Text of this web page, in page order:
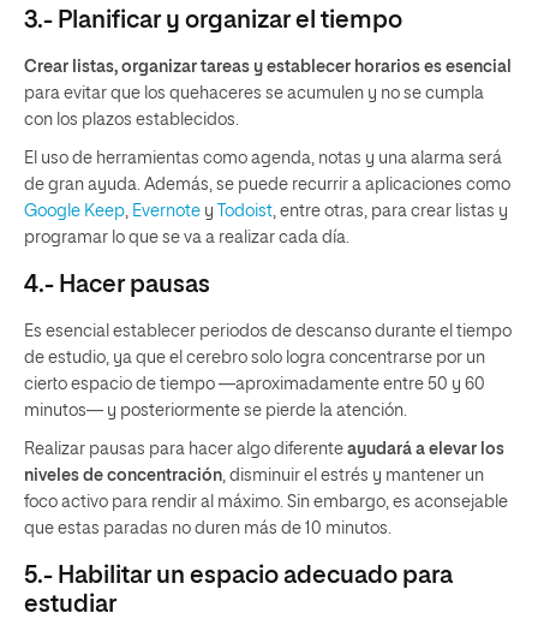
3.- Planificar y organizar el tiempo
Crear listas, organizar tareas y establecer horarios es esencial
para evitar que los quehaceres se acumulen y no se cumpla
con los plazos establecidos.
El uso de herramientas como agenda, notas y una alarma será
de gran ayuda. Además, se puede recurrir a aplicaciones como
Google Keep, Evernote y Todoist, entre otras, para crear listas y
programar lo que se va a realizar cada día.
4.- Hacer pausas
Es esencial establecer periodos de descanso durante el tiempo
de estudio, ya que el cerebro solo logra concentrarse por un
cierto espacio de tiempo —aproximadamente entre 50 y 60
minutos— y posteriormente se pierde la atención.
Realizar pausas para hacer algo diferente ayudará a elevar los
niveles de concentración, disminuir el estrés y mantener un
foco activo para rendir al máximo. Sin embargo, es aconsejable
que estas paradas no duren más de 10 minutos.
5.- Habilitar un espacio adecuado para
estudiar